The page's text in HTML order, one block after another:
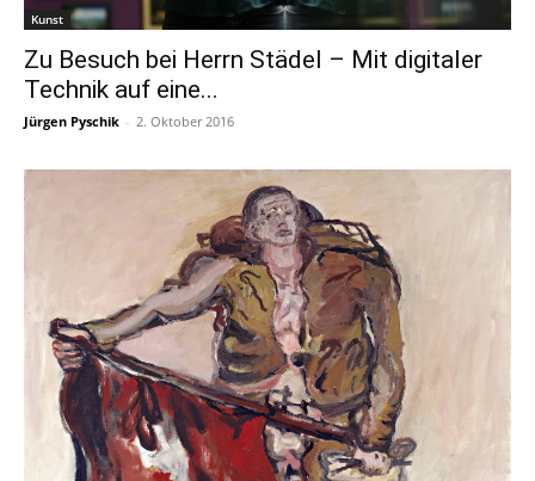
Kunst
Zu Besuch bei Herrn Städel – Mit digitaler
Technik auf eine...
Jürgen Pyschik - 2. Oktober 2016